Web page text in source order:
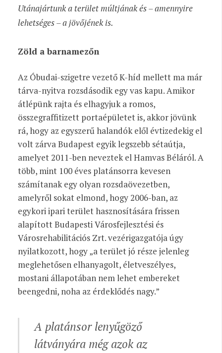
Utánajártunk a terület múltjának és – amennyire
lehetséges – a jövőjének is.
Zöld a barnamezőn
Az Óbudai-szigetre vezető K-híd mellett ma már
tárva-nyitva rozsdásodik egy vas kapu. Amikor
átlépünk rajta és elhagyjuk a romos,
összegraffitizett portaépületet is, akkor jövünk
rá, hogy az egyszerű halandók elől évtizedekig el
volt zárva Budapest egyik legszebb sétaútja,
amelyet 2011-ben neveztek el Hamvas Béláról. A
több, mint 100 éves platánsorra kevesen
számítanak egy olyan rozsdaövezetben,
amelyről sokat elmond, hogy 2006-ban, az
egykori ipari terület hasznosítására frissen
alapított Budapesti Városfejlesztési és
Városrehabilitációs Zrt. vezérigazgatója úgy
nyilatkozott, hogy „a terület jó része jelenleg
meglehetősen elhanyagolt, életveszélyes,
mostani állapotában nem lehet embereket
beengedni, noha az érdeklődés nagy.”
A platánsor lenyűgöző
látványára még azok az